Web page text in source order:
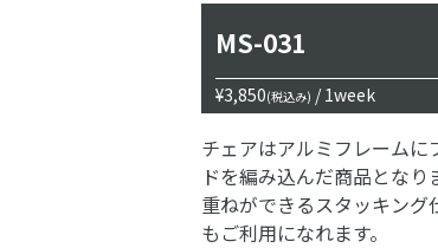
MS-031
¥3,850(税込み) / 1week
チェアはアルミフレームに
ドを編み込んだ商品となり
重ねができるスタッキング
もご利用になれます。